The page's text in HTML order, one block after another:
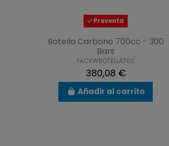
Preventa
Botella Carbono 700cc - 300
Bars
PACKWBOTELLA700
380,08 €
Añadir al carrito